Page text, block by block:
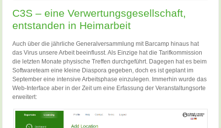
C3S – eine Verwertungsgesellschaft,
entstanden in Heimarbeit
Auch über die jährliche Generalversammlung mit Barcamp hinaus hat
das Virus unsere Arbeit beeinflusst. Als Einzige hat die Tarifkommission
die letzten Monate physische Treffen durchgeführt. Dagegen hat es beim
Softwareteam eine kleine Diaspora gegeben, doch es ist geplant im
September eine intensive Arbeitsphase einzulegen. Immerhin wurde das
Web-Interface aber in der Zeit um eine Erfassung der Veranstaltungsorte
erweitert: